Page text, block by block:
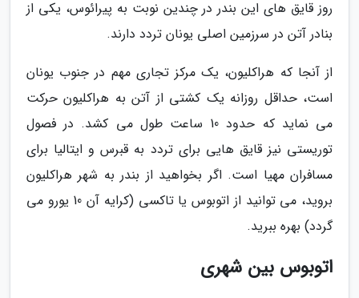
روز قایق های این بندر در چندین نوبت به پیرائوس، یکی از
بنادر آتن در سرزمین اصلی یونان تردد دارند.
از آنجا که هراکلیون، یک مرکز تجاری مهم در جنوب یونان
است، حداقل روزانه یک کشتی از آتن به هراکلیون حرکت
می نماید که حدود 10 ساعت طول می کشد. در فصول
توریستی نیز قایق هایی برای تردد به قبرس و ایتالیا برای
مسافران مهیا است. اگر بخواهید از بندر به شهر هراکلیون
بروید، می توانید از اتوبوس یا تاکسی (کرایه آن 10 یورو می
گردد) بهره ببرید.
اتوبوس بین شهری